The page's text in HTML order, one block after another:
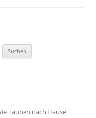
Tauben nach Hause